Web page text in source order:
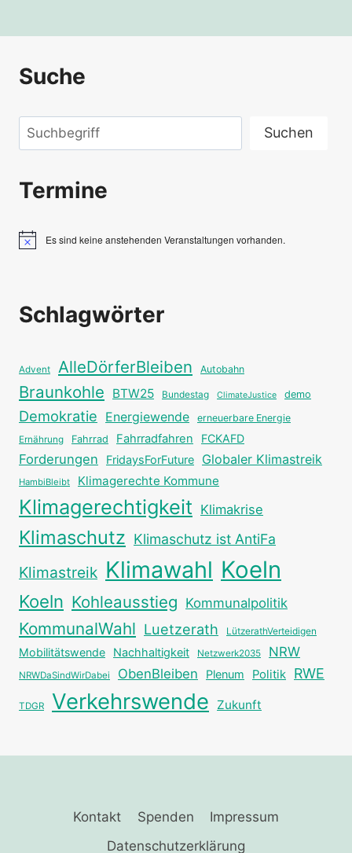
Suche
Suchen Suchen
Termine
HinweisEs sind keine anstehenden Veranstaltungen vorhanden.
Schlagwörter
Advent AlleDörferBleiben Autobahn
Braunkohle BTW25 Bundestag ClimateJustice demo
Demokratie Energiewende erneuerbare Energie
Ernährung Fahrrad Fahrradfahren FCKAFD
Forderungen FridaysForFuture Globaler Klimastreik
HambiBleibt Klimagerechte Kommune
Klimagerechtigkeit Klimakrise
Klimaschutz Klimaschutz ist AntiFa
Klimastreik Klimawahl Koeln
Koeln Kohleausstieg Kommunalpolitik
KommunalWahl Luetzerath LützerathVerteidigen
Mobilitätswende Nachhaltigkeit Netzwerk2035 NRW
NRWDaSindWirDabei ObenBleiben Plenum Politik RWE
TDGR Verkehrswende Zukunft
Kontakt Spenden
Impressum
Datenschutzerklärung